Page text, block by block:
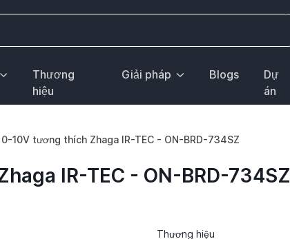
Thương
hiệu
Giải pháp Blogs
Dự
án
10V tương thích Zhaga IR-TEC - ON-BRD-734SZ
IR-TEC - ON-BRD-734SZ
Thương hiệu